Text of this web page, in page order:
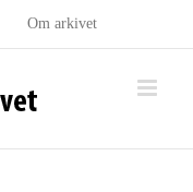
Om arkivet